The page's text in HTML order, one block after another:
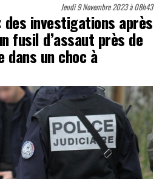
Jeudi 9 Novembre 2023 à 08h43
des investigations après
fusil d’assaut près de
dans un choc à